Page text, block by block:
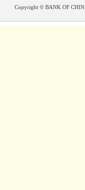
Copyright © BANK OF